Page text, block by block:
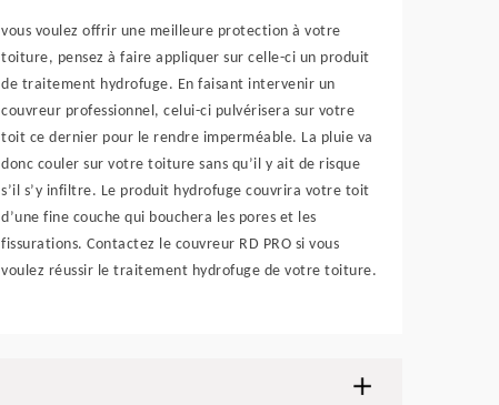
vous voulez offrir une meilleure protection à votre
toiture, pensez à faire appliquer sur celle-ci un produit
de traitement hydrofuge. En faisant intervenir un
couvreur professionnel, celui-ci pulvérisera sur votre
toit ce dernier pour le rendre imperméable. La pluie va
donc couler sur votre toiture sans qu’il y ait de risque
s’il s’y infiltre. Le produit hydrofuge couvrira votre toit
d’une fine couche qui bouchera les pores et les
fissurations. Contactez le couvreur RD PRO si vous
voulez réussir le traitement hydrofuge de votre toiture.